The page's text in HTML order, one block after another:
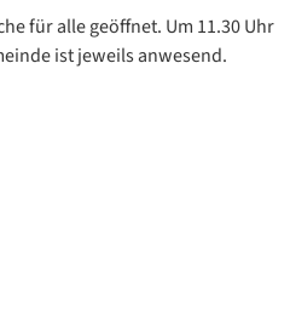
für alle geöffnet. Um 11.30 Uhr
ist jeweils anwesend.